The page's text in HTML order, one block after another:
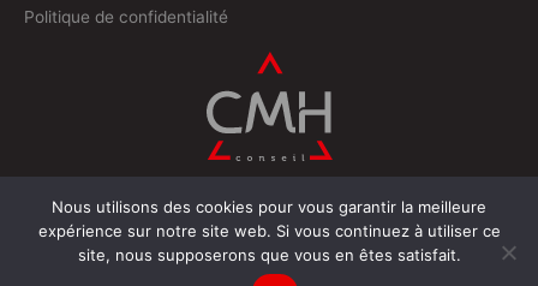
Politique de confidentialité
© 2026 Conçu par Projectil-Sogepress à Tours
Nous utilisons des cookies pour vous garantir la meilleure
expérience sur notre site web. Si vous continuez à utiliser ce
site, nous supposerons que vous en êtes satisfait.